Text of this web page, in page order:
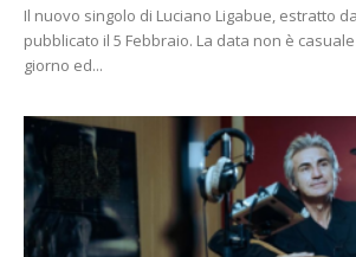
Il nuovo singolo di Luciano Ligabue, estratto
pubblicato il 5 Febbraio. La data non è
giorno ed...